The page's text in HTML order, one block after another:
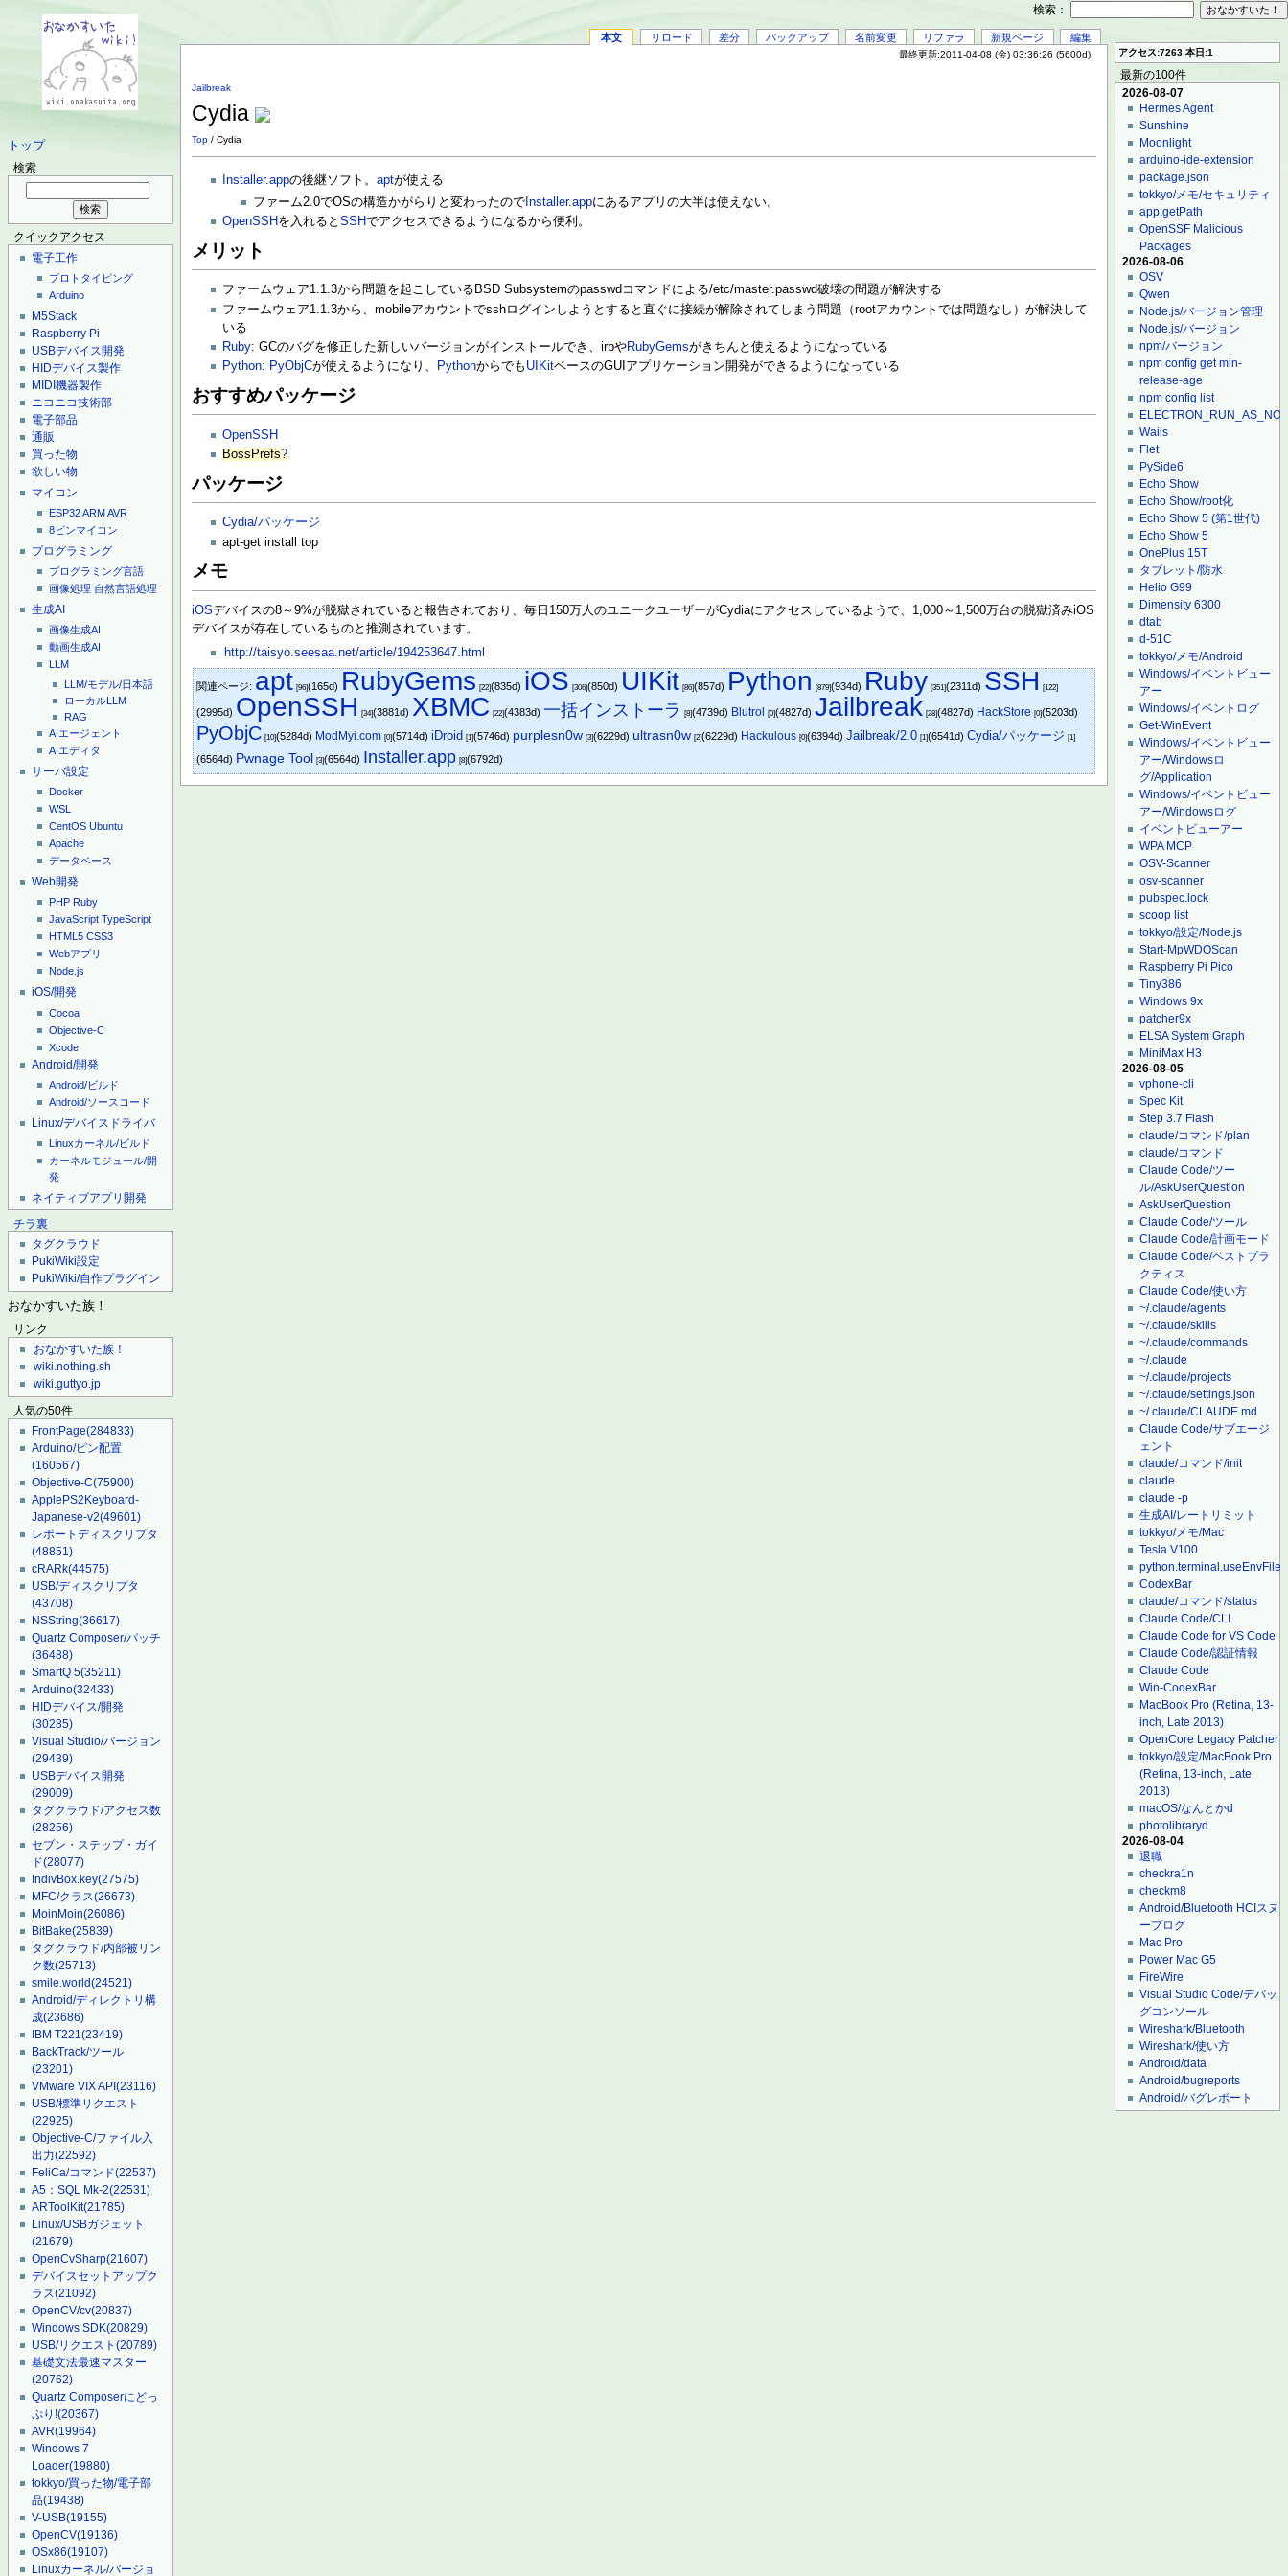
トップ
検索
クイックアクセス
電子工作
プロトタイピング
Arduino
M5Stack
Raspberry Pi
USBデバイス開発
HIDデバイス製作
MIDI機器製作
ニコニコ技術部
電子部品
通販
買った物
欲しい物
マイコン
ESP32ARMAVR
8ピンマイコン
プログラミング
プログラミング言語
画像処理 自然言語処理
生成AI
画像生成AI
動画生成AI
LLM
LLM/モデル/日本語
ローカルLLM
RAG
AIエージェント
AIエディタ
サーバ設定
Docker
WSL
CentOS Ubuntu
Apache
データベース
Web開発
PHP Ruby
JavaScript TypeScript
HTML5 CSS3
Webアプリ
Node.js
iOS/開発
Cocoa
Objective-C
Xcode
Android/開発
Android/ビルド
Android/ソースコード
Linux/デバイスドライバ
Linuxカーネル/ビルド
カーネルモジュール/開
発
ネイティブアプリ開発
チラ裏
タグクラウド
PukiWiki設定
PukiWiki/自作プラグイン
おなかすいた族！
リンク
おなかすいた族！
wiki.nothing.sh
wiki.guttyo.jp
人気の50件
FrontPage(284833)
Arduino/ピン配置
(160567)
Objective-C(75900)
ApplePS2Keyboard-
Japanese-v2(49601)
レポートディスクリプタ
(48851)
cRARk(44575)
USB/ディスクリプタ
(43708)
NSString(36617)
Quartz Composer/パッチ
(36488)
SmartQ 5(35211)
Arduino(32433)
HIDデバイス/開発
(30285)
Visual Studio/バージョン
(29439)
USBデバイス開発
(29009)
タグクラウド/アクセス数
(28256)
セブン・ステップ・ガイ
ド(28077)
IndivBox.key(27575)
MFC/クラス(26673)
MoinMoin(26086)
BitBake(25839)
タグクラウド/内部被リン
ク数(25713)
smile.world(24521)
Android/ディレクトリ構
成(23686)
IBM T221(23419)
BackTrack/ツール
(23201)
VMware VIX API(23116)
USB/標準リクエスト
(22925)
Objective-C/ファイル入
出力(22592)
FeliCa/コマンド(22537)
A5：SQL Mk-2(22531)
ARToolKit(21785)
Linux/USBガジェット
(21679)
OpenCvSharp(21607)
デバイスセットアップク
ラス(21092)
OpenCV/cv(20837)
Windows SDK(20829)
USB/リクエスト(20789)
基礎文法最速マスター
(20762)
Quartz Composerにどっ
ぷり!(20367)
AVR(19964)
Windows 7
Loader(19880)
tokkyo/買った物/電子部
品(19438)
V-USB(19155)
OpenCV(19136)
OSx86(19107)
Linuxカーネル/バージョ
本文 リロード 差分 バックアップ 名前変更 リファラ 新規ページ 編集
最終更新:2011-04-08 (金) 03:36:26 (5600d)
Jailbreak
Cydia
Top / Cydia
Installer.appの後継ソフト。aptが使える
ファーム2.0でOSの構造かがらりと変わったので Installer.appにあるアプリの大半は使えない。
OpenSSHを入れるとSSHでアクセスできるようになるから便利。
メリット
ファームウェア1.1.3から問題を起こしているBSD Subsystemのpasswdコマンドによる/etc/master.passwd破壊の問題が解決する
ファームウェア1.1.3から、mobileアカウントでsshログインしようとすると直ぐに接続が解除されてしまう問題（rootアカウントでは問題なし）が解決して
いる
Ruby: GCのバグを修正した新しいバージョンがインストールでき、irbやRubyGemsがきちんと使えるようになっている
Python: PyObjCが使えるようになり、 Pythonからでも UIKitベースのGUIアプリケーション開発ができるようになっている
おすすめパッケージ
OpenSSH
BossPrefs?
パッケージ
Cydia/パッケージ
apt-get install top
メモ
iOSデバイスの8～9%が脱獄されていると報告されており、毎日150万人のユニークユーザーがCydiaにアクセスしているようで、1,000～1,500万台の脱獄済みiOS
デバイスが存在しているものと推測されています。
http://taisyo.seesaa.net/article/194253647.html
関連ページ: apt [96](165d) RubyGems [22](835d) iOS [306](850d) UIKit [86](857d) Python [879](934d) Ruby [351](2311d) SSH [122]
(2995d) OpenSSH [34](3881d) XBMC [22](4383d)一括インストーラ [8](4739d) Blutrol [0](4827d)Jailbreak [28](4827d) HackStore [0](5203d)
PyObjC [10](5284d) ModMyi.com [0](5714d)iDroid [1](5746d) purplesn0w [3](6229d) ultrasn0w [2](6229d) Hackulous [0](6394d)Jailbreak/2.0 [1](6541d)Cydia/パッケージ [1]
(6564d) Pwnage Tool [3](6564d) Installer.app [8](6792d)
アクセス:7263 本日:1
最新の100件
2026-08-07
Hermes Agent
Sunshine
Moonlight
arduino-ide-extension
package.json
tokkyo/メモ/セキュリティ
app.getPath
OpenSSF Malicious
Packages
2026-08-06
OSV
Qwen
Node.js/バージョン管理
Node.js/バージョン
npm/バージョン
npm config get min-
release-age
npm config list
Wails
Flet
PySide6
Echo Show
Echo Show/root化
Echo Show 5 (第1世代)
Echo Show 5
OnePlus 15T
タブレット/防水
Helio G99
Dimensity 6300
dtab
d-51C
tokkyo/メモ/Android
Windows/イベントビュー
アー
Windows/イベントログ
Get-WinEvent
Windows/イベントビュー
アー/Windowsロ
グ/Application
Windows/イベントビュー
アー/Windowsログ
イベントビューアー
WPA MCP
OSV-Scanner
osv-scanner
pubspec.lock
scoop list
tokkyo/設定/Node.js
Start-MpWDOScan
Raspberry Pi Pico
Tiny386
Windows 9x
patcher9x
ELSA System Graph
MiniMax H3
2026-08-05
vphone-cli
Spec Kit
Step 3.7 Flash
claude/コマンド/plan
claude/コマンド
Claude Code/ツー
ル/AskUserQuestion
AskUserQuestion
Claude Code/ツール
Claude Code/計画モード
Claude Code/ベストプラ
クティス
Claude Code/使い方
~/.claude/agents
~/.claude/skills
~/.claude/commands
~/.claude
~/.claude/projects
~/.claude/settings.json
~/.claude/CLAUDE.md
Claude Code/サブエージ
ェント
claude/コマンド/init
claude
claude -p
生成AI/レートリミット
tokkyo/メモ/Mac
Tesla V100
python.terminal.useEnvFile
CodexBar
claude/コマンド/status
Claude Code/CLI
Claude Code for VS Code
Claude Code/認証情報
Claude Code
Win-CodexBar
MacBook Pro (Retina, 13-
inch, Late 2013)
OpenCore Legacy Patcher
tokkyo/設定/MacBook Pro
(Retina, 13-inch, Late
2013)
macOS/なんとかd
photolibraryd
2026-08-04
退職
checkra1n
checkm8
Android/Bluetooth HCIスヌ
ープログ
Mac Pro
Power Mac G5
FireWire
Visual Studio Code/デバッ
グコンソール
Wireshark/Bluetooth
Wireshark/使い方
Android/data
Android/bugreports
Android/バグレポート
検索：